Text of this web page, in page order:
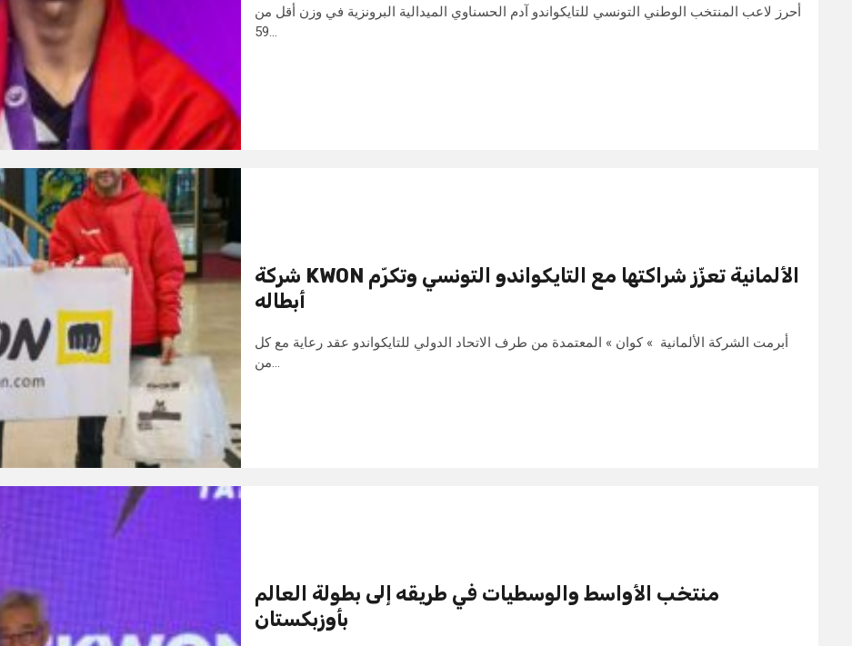
أحرز لاعب المنتخب الوطني التونسي للتايكواندو آدم الحسناوي الميدالية البرونزية في وزن أقل من
59…
شركة KWON الألمانية تعزّز شراكتها مع التايكواندو التونسي وتكرّم
أبطاله
أبرمت الشركة الألمانية » كوان » المعتمدة من طرف الاتحاد الدولي للتايكواندو عقد رعاية مع كل
من…
منتخب الأواسط والوسطيات في طريقه إلى بطولة العالم
بأوزبكستان